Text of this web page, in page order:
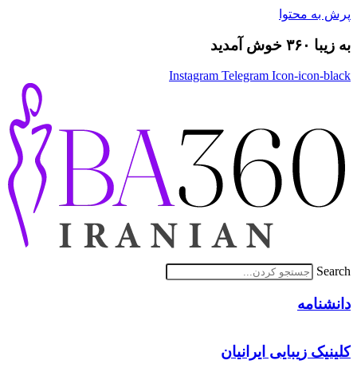
پرش به محتوا
به زیبا ۳۶۰ خوش آمدید
Instagram Telegram Icon-icon-black
Search
دانشنامه
کلینیک زیبایی ایرانیان